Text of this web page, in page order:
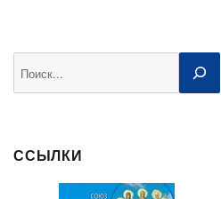
ССЫЛКИ